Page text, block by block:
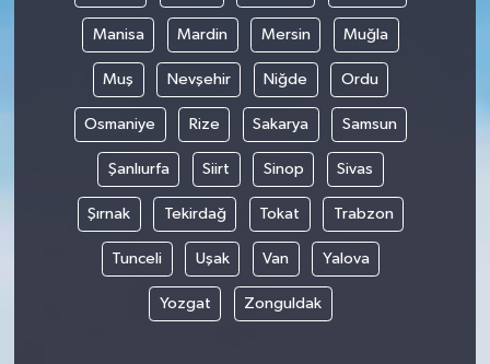
Manisa Mardin Mersin Muğla
Muş Nevşehir Niğde Ordu
Osmaniye Rize Sakarya Samsun
Şanlıurfa Siirt Sinop Sivas
Şırnak Tekirdağ Tokat Trabzon
Tunceli Uşak Van Yalova
Yozgat Zonguldak